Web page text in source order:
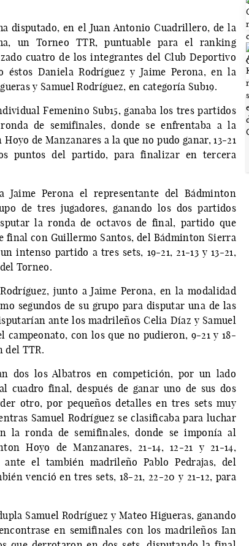
disputado, en el Juan Antonio Cuadrillero, de la
un Torneo TTR, puntuable para el ranking
cuatro de los integrantes del Club Deportivo
éstos Daniela Rodríguez y Jaime Perona, en la
y Samuel Rodríguez, en categoría Sub19.
Femenino Sub15, ganaba los tres partidos
de semifinales, donde se enfrentaba a la
de Manzanares a la que no pudo ganar, 13-21
puntos del partido, para finalizar en tercera
Jaime Perona el representante del Bádminton
de tres jugadores, ganando los dos partidos
la ronda de octavos de final, partido que
final con Guillermo Santos, del Bádminton Sierra
intenso partido a tres sets, 19-21, 21-13 y 13-21,
Torneo.
junto a Jaime Perona, en la modalidad
segundos de su grupo para disputar una de las
ante los madrileños Celia Díaz y Samuel
campeonato, con los que no pudieron, 9-21 y 18-
del TTR.
dos los Albatros en competición, por un lado
cuadro final, después de ganar uno de sus dos
otro, por pequeños detalles en tres sets muy
Samuel Rodríguez se clasificaba para luchar
la ronda de semifinales, donde se imponía al
Hoyo de Manzanares, 21-14, 12-21 y 21-14,
el también madrileño Pablo Pedrajas, del
venció en tres sets, 18-21, 22-20 y 21-12, para
Samuel Rodríguez y Mateo Higueras, ganando
en semifinales con los madrileños Ian